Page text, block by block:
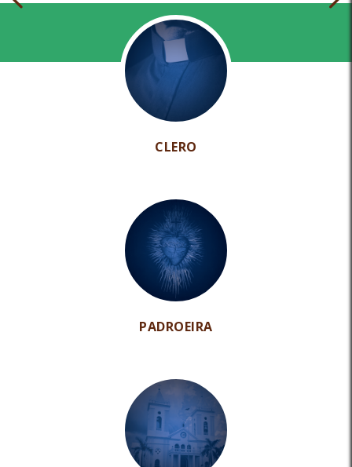
CLERO
PADROEIRA